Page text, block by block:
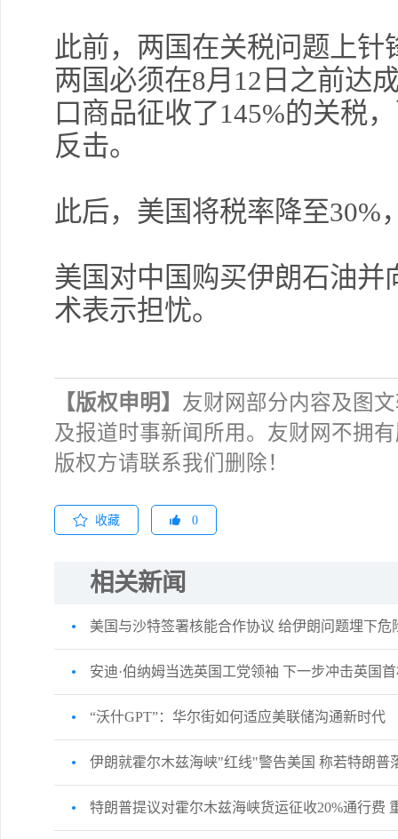
此前，两国在关税问题上
两国必须在8月12日之前达
口商品征收了145%的关税
反击。
此后，美国将税率降至30%
美国对中国购买伊朗石油
术表示担忧。
【版权申明】 友财网部分内容及图
及报道时事新闻所用。友财网不拥
版权方请联系我们删除！
收藏 0
相关新闻
美国与沙特签署核能合作协议 给伊朗问题埋下危
安迪·伯纳姆当选英国工党领袖 下一步冲击英国
“沃什GPT”：华尔街如何适应美联储沟通新时代
伊朗就霍尔木兹海峡"红线"警告美国 称若特朗普
特朗普提议对霍尔木兹海峡货运征收20%通行费
勿
交易